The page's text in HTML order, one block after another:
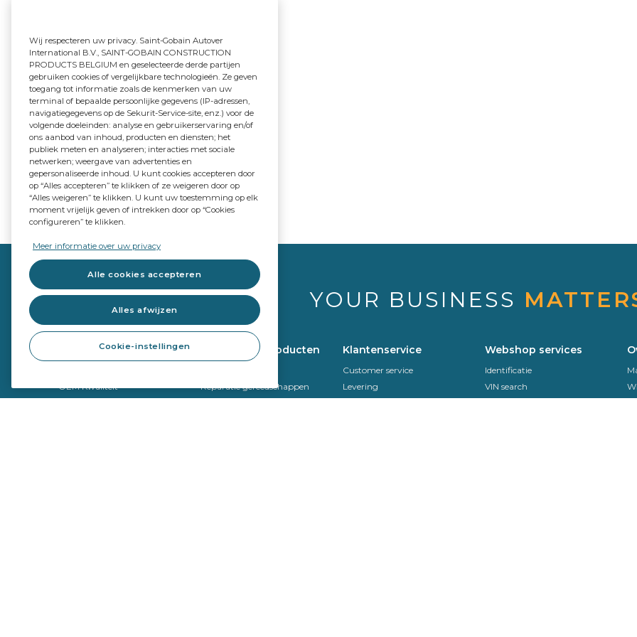
YOUR BUSINESS
Autoglas
OEM Kwaliteit
Werkplaats producten
Reparatie gereedschappen
Klantenservice
Customer service
Levering
Webshop services
Identificatie
VIN search
Wij respecteren uw privacy. Saint-Gobain Autover
International B.V., SAINT-GOBAIN CONSTRUCTION
PRODUCTS BELGIUM en geselecteerde derde partijen
gebruiken cookies of vergelijkbare technologieën. Ze geven
toegang tot informatie zoals de kenmerken van uw
terminal of bepaalde persoonlijke gegevens (IP-adressen,
navigatiegegevens op de Sekurit-Service-site, enz.) voor de
volgende doeleinden: analyse en gebruikerservaring en/of
ons aanbod van inhoud, producten en diensten; het
publiek meten en analyseren; interacties met sociale
netwerken; weergave van advertenties en
gepersonaliseerde inhoud. U kunt cookies accepteren door
op “Alles accepteren” te klikken of ze weigeren door op
“Alles weigeren” te klikken. U kunt uw toestemming op elk
moment vrijelijk geven of intrekken door op “Cookies
configureren” te klikken.
Meer informatie over uw privacy
Alle cookies accepteren
Alles afwijzen
Cookie-instellingen